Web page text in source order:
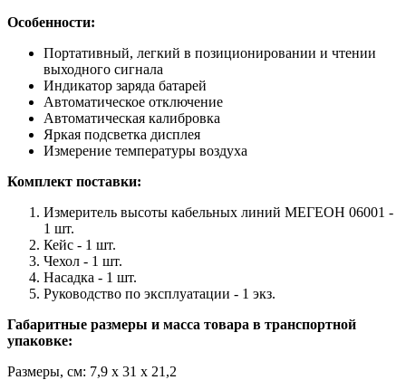
Особенности:
Портативный, легкий в позиционировании и чтении
выходного сигнала
Индикатор заряда батарей
Автоматическое отключение
Автоматическая калибровка
Яркая подсветка дисплея
Измерение температуры воздуха
Комплект поставки:
Измеритель высоты кабельных линий МЕГЕОН 06001 -
1 шт.
Кейс - 1 шт.
Чехол - 1 шт.
Насадка - 1 шт.
Руководство по эксплуатации - 1 экз.
Габаритные размеры и масса товара в транспортной
упаковке:
Размеры, см: 7,9 x 31 x 21,2